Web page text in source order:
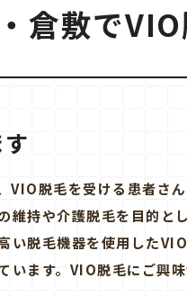
倉敷で
VIO脱毛を受ける患者さん
維持や介護脱毛を目的とし
い脱毛機器を使用したVIO
います。VIO脱毛にご興